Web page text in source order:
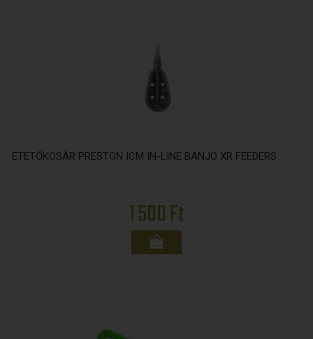
ETETŐKOSÁR PRESTON ICM IN-LINE BANJO XR FEEDERS
1 500 Ft